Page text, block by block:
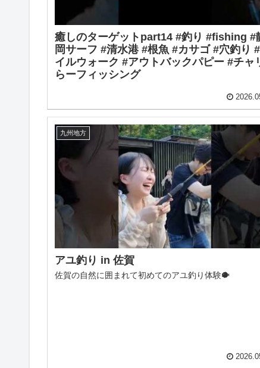
癒しのターゲットpart14 #釣り #fishing #
岡サーフ #清水港 #根魚 #カサゴ #穴釣り
イルウォーク #アウトバックパピー #チャ
らーフィッシング
九州地方
アユ釣り in 佐賀
佐賀の自然に囲まれて初めてのアユ釣り体験🐡